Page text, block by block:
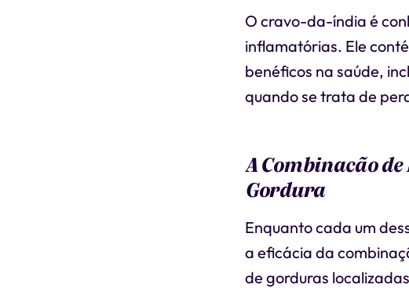
O cravo-da-índia é
inflamatórias. Ele
benéficos na saúde,
quando se trata de
A Combinacão
Gordura
Enquanto cada um
a eficácia da
de gorduras